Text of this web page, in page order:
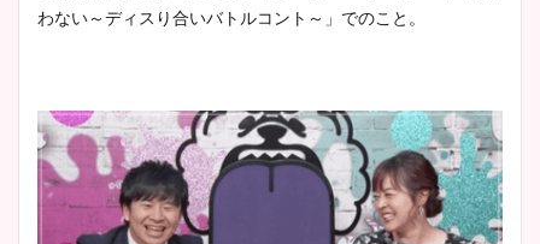
わない～ディスり合いバトルコント～」でのこと。